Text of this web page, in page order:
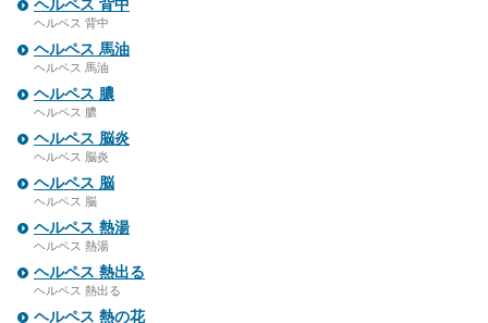
ヘルペス 背中
ヘルペス 背中
ヘルペス 馬油
ヘルペス 馬油
ヘルペス 膿
ヘルペス 膿
ヘルペス 脳炎
ヘルペス 脳炎
ヘルペス 脳
ヘルペス 脳
ヘルペス 熱湯
ヘルペス 熱湯
ヘルペス 熱出る
ヘルペス 熱出る
ヘルペス 熱の花